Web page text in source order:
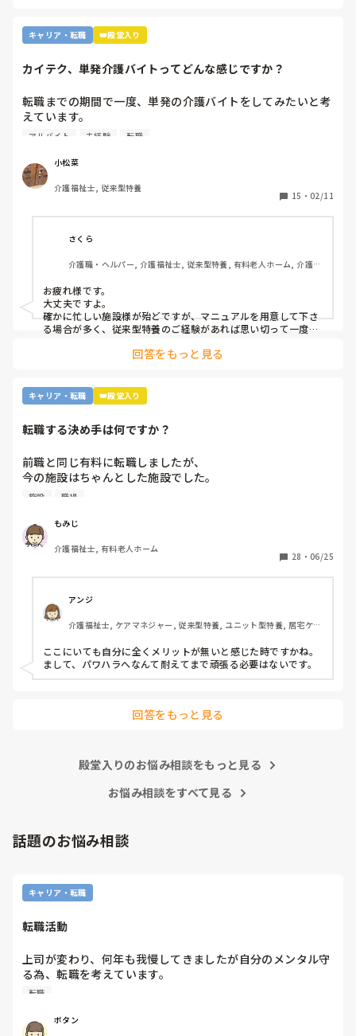
キャリア・転職 👑殿堂入り
カイテク、単発介護バイトってどんな感じですか？
転職までの期間で一度、単発の介護バイトをしてみたいと考
えています。
ですが単発バイトを求めてるってことはそれなりに忙しい施
かなか踏み出せずにいます。
もし経験ある方いらっしゃいましたら、どんな感じだったか
アルバイト 未経験 転職
小松菜
介護福祉士, 従来型特養
15 ・ 02/11
さくら
介護職・ヘルパー, 介護福祉士, 従来型特養, 有料老人ホーム, 介護老
実務者研修, ユニット型特養, 障害者支援施設
お疲れ様です。
大丈夫ですよ。
確かに忙しい施設様が殆どですが、マニュアルを用意して下さ
る場合が多く、従来型特養のご経験があれば思い切って一度働
施設様のレビューが書かれているので、参考になさると良いか
回答をもっと見る
キャリア・転職 👑殿堂入り
転職する決め手は何ですか？
前職と同じ有料に転職しましたが、
今の施設はちゃんとした施設でした。
いつもご機嫌を伺うみたいなとこが
あり、機嫌が悪いと理不尽に叱られる
みたいなとこがあり凹んだりしてました。
6月入社して最初は違い過ぎる事ばかりで
戸惑い、仕事を覚えるのが大変でしたが、
介護の仕事だけに集中出来る今の職場は
有難いなと感謝しています。
皆さんの転職する決め手は何ですか？
施設 職場
もみじ
介護福祉士, 有料老人ホーム
28 ・ 06/25
アンジ
介護福祉士, ケアマネジャー, 従来型特養, ユニット型特養, 居宅ケア
ここにいても自分に全くメリットが無いと感じた時ですかね。
まして、パワハラへなんて耐えてまで頑張る必要はないです。
回答をもっと見る
殿堂入りのお悩み相談をもっと見る
お悩み相談をすべて見る
話題のお悩み相談
キャリア・転職
転職活動
上司が変わり、何年も我慢してきましたが自分のメンタル守
る為、転職を考えています。
納得できる仕事に出会うまでの間
②系列の他職場に移動する
転職
ボタン